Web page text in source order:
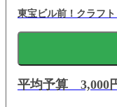
東宝ビル前！クラフ
平均予算 3,000